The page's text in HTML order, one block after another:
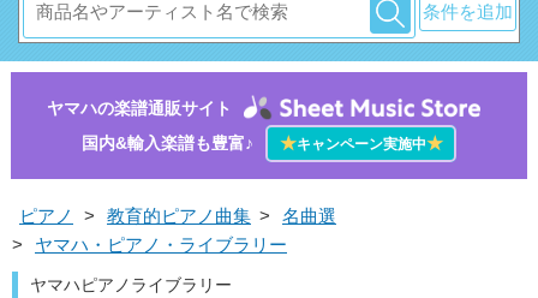
条件を追加
ヤマハの楽譜通販サイト
国内&輸入楽譜も豊富♪
★キャンペーン実施中★
ピアノ > 教育的ピアノ曲集 >
名曲選
>
ヤマハ・ピアノ・ライブラリー
ヤマハピアノライブラリー